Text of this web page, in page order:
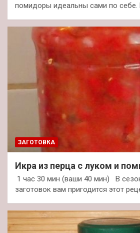
помидоры идеальны сами по себе.
ЗАГОТОВКА
Икра из перца с луком и
1 час 30 мин (ваши 40 мин) В
заготовок вам пригодится этот